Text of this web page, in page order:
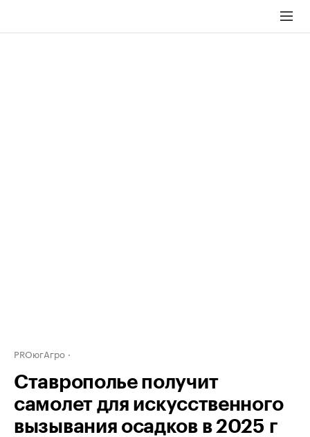
PROюгАгро
Ставрополье получит
самолет для искусственного
вызывания осадков в 2025 г